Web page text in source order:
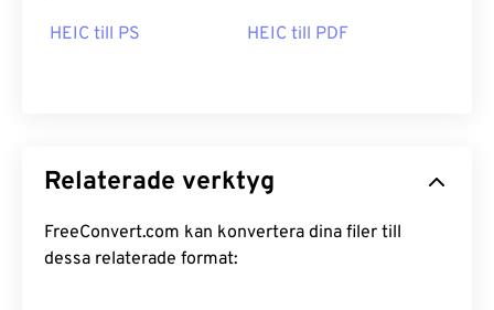
HEIC till PS HEIC till PDF
Relaterade verktyg
FreeConvert.com kan konvertera dina filer till
dessa relaterade format: